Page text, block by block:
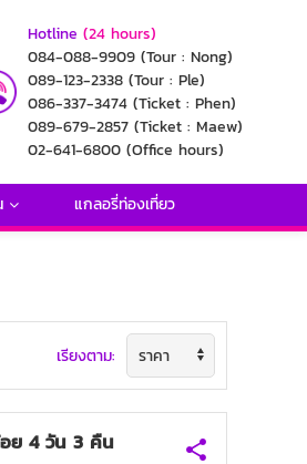
Hotline (24 hours)
084-088-9909 (Tour : Nong)
089-123-2338 (Tour : Ple)
086-337-3474 (Ticket : Phen)
089-679-2857 (Ticket : Maew)
02-641-6800 (Office hours)
แกลอรี่ท่องเที่ยว
เรียงตาม:
ย 4 วัน 3 คืน